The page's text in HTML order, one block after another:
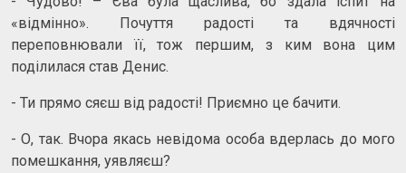
«відмінно». Почуття радості та вдячності
переповнювали її, тож першим, з ким вона цим
поділилася став Денис.
- Ти прямо сяєш від радості! Приємно це бачити.
- О, так. Вчора якась невідома особа вдерлась до мого
помешкання, уявляєш?